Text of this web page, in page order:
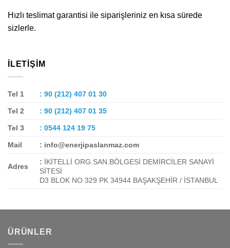
Hızlı teslimat garantisi ile siparişleriniz en kısa sürede
sizlerle.
İLETIŞIM
Tel 1 : 90 (212) 407 01 30
Tel 2 : 90 (212) 407 01 35
Tel 3 : 0544 124 19 75
Mail : info@enerjipaslanmaz.com
Adres
: İKİTELLİ ORG.SAN.BÖLGESİ DEMİRCİLER SANAYİ
SİTESİ
D3 BLOK NO 329 PK 34944 BAŞAKŞEHİR / İSTANBUL
ÜRÜNLER